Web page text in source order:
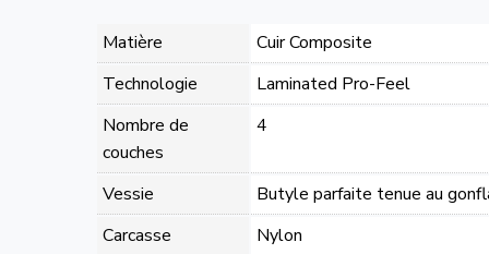
Matière
Cuir Composite
Technologie
Laminated Pro-Feel
Nombre de
couches
4
Vessie
Butyle parfaite tenue au
Carcasse
Nylon